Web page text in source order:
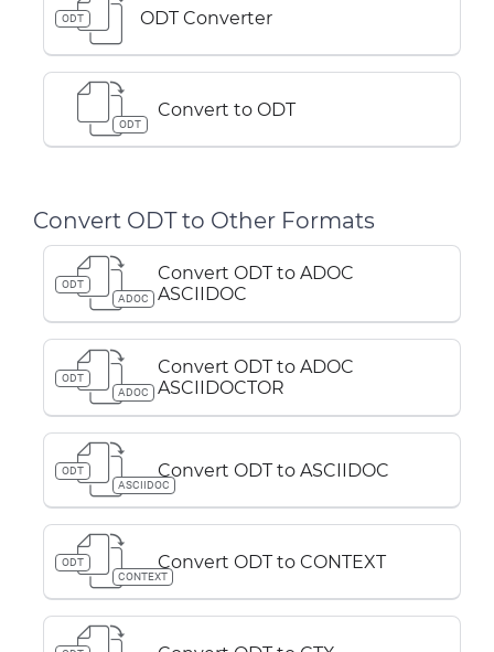
ODT ODT Converter
ODT
Convert to ODT
Convert ODT to Other Formats
ODT
ADOC
Convert ODT to ADOC
ASCIIDOC
ODT
ADOC
Convert ODT to ADOC
ASCIIDOCTOR
ODT
ASCIIDOC
Convert ODT to ASCIIDOC
ODT
CONTEXT
Convert ODT to CONTEXT